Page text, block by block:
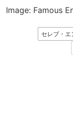
Image: Famous
セレブ・エ